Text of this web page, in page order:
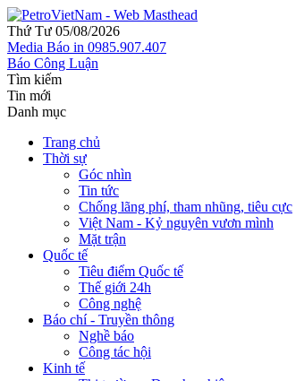
Thứ Tư 05/08/2026
Media Báo in 0985.907.407
Báo Công Luận
Tìm kiếm
Tin mới
Danh mục
Trang chủ
Thời sự
Góc nhìn
Tin tức
Chống lãng phí, tham nhũng, tiêu cực
Việt Nam - Kỷ nguyên vươn mình
Mặt trận
Quốc tế
Tiêu điểm Quốc tế
Thế giới 24h
Công nghệ
Báo chí - Truyền thông
Nghề báo
Công tác hội
Kinh tế